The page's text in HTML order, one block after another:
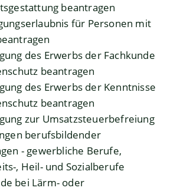
beantragen
für Personen mit
des Erwerbs der Fachkunde
beantragen
des Erwerbs der Kenntnisse
beantragen
zur Umsatzsteuerbefreiung
berufsbildender
- gewerbliche Berufe,
, Heil- und Sozialberufe
bei Lärm- oder